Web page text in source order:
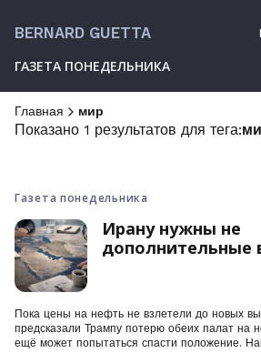
BERNARD GUETTA
ГАЗЕТА ПОНЕДЕЛЬНИКА
Главная мир
Показано 1 результатов для тега:
Газета понедельника
Ирану нужны не
дополнительные
Пока цены на нефть не взлетели до новых
предсказали Трампу потерю обеих палат на
ещё может попытаться спасти положение.